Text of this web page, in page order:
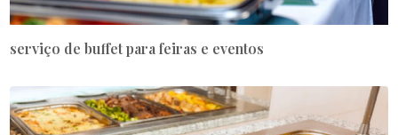
serviço de buffet para feiras e eventos